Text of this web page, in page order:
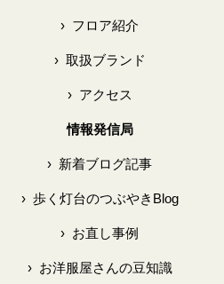
› フロア紹介
›取扱ブランド
›アクセス
情報発信局
› 新着ブログ記事
›歩く灯台のつぶやきBlog
› お直し事例
›お洋服屋さんの豆知識